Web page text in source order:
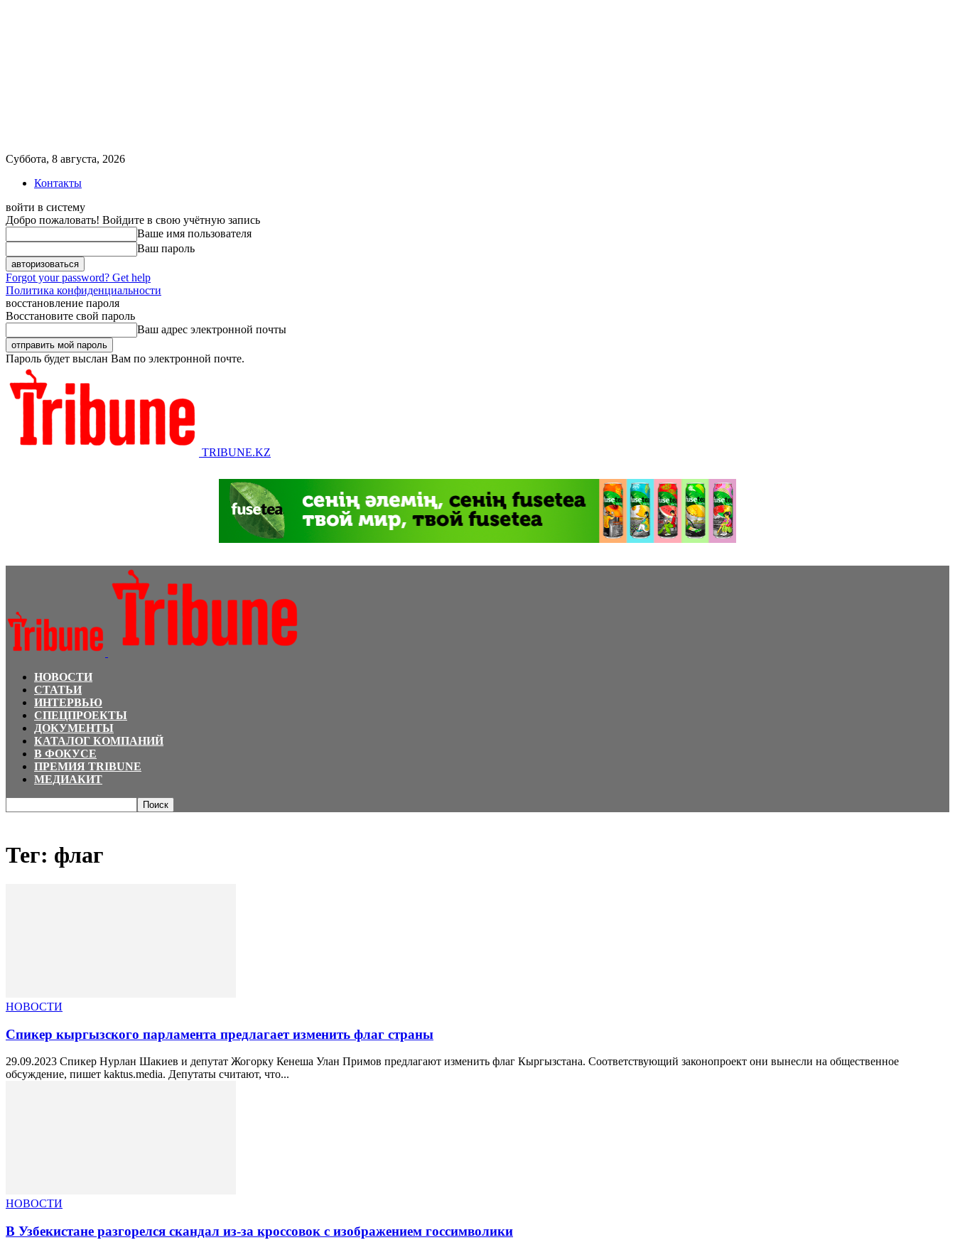
Суббота, 8 августа, 2026
Контакты
войти в систему
Добро пожаловать! Войдите в свою учётную запись
Ваше имя пользователя
Ваш пароль
Forgot your password? Get help
Политика конфиденциальности
восстановление пароля
Восстановите свой пароль
Ваш адрес электронной почты
Пароль будет выслан Вам по электронной почте.
TRIBUNE.KZ
НОВОСТИ
СТАТЬИ
ИНТЕРВЬЮ
СПЕЦПРОЕКТЫ
ДОКУМЕНТЫ
КАТАЛОГ КОМПАНИЙ
В ФОКУСЕ
ПРЕМИЯ TRIBUNE
МЕДИАКИТ
Тег: флаг
НОВОСТИ
Спикер кыргызского парламента предлагает изменить флаг страны
29.09.2023 Спикер Нурлан Шакиев и депутат Жогорку Кенеша Улан Примов предлагают изменить флаг Кыргызстана. Соответствующий законопроект они вынесли на общественное
обсуждение, пишет kaktus.media. Депутаты считают, что...
НОВОСТИ
В Узбекистане разгорелся скандал из-за кроссовок с изображением госсимволики